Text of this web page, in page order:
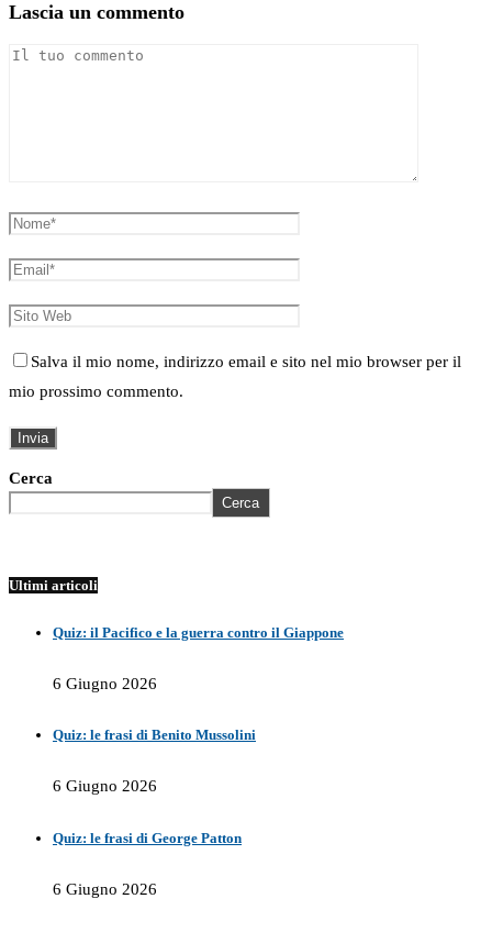
Lascia un commento
Salva il mio nome, indirizzo email e sito nel mio browser per il
mio prossimo commento.
Cerca
Cerca
Ultimi articoli
Quiz: il Pacifico e la guerra contro il Giappone
6 Giugno 2026
Quiz: le frasi di Benito Mussolini
6 Giugno 2026
Quiz: le frasi di George Patton
6 Giugno 2026